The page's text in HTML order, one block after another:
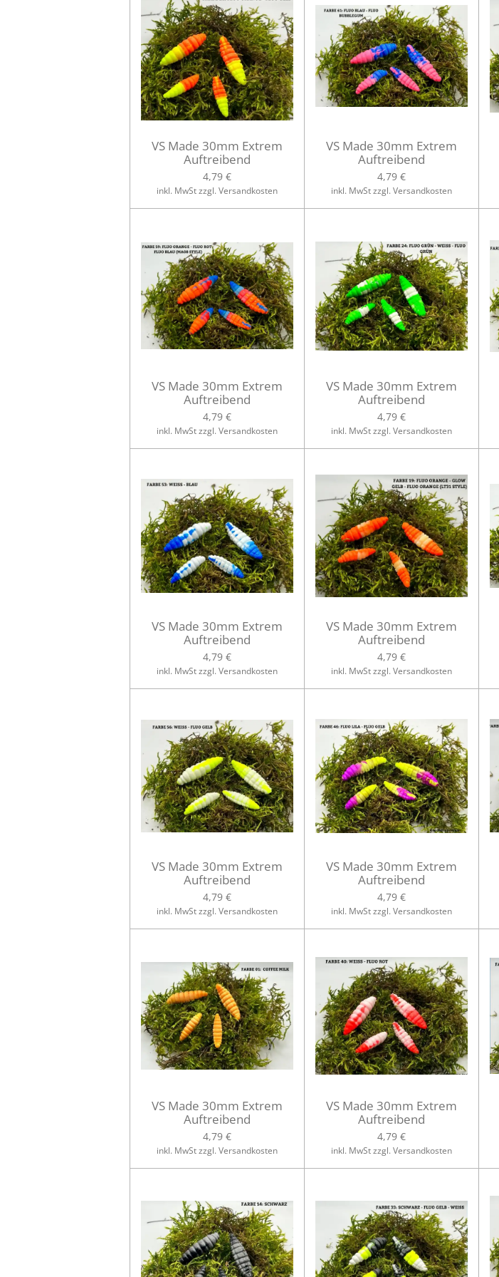
VS Made 30mm Extrem
Auftreibend
4,79 €
inkl. MwSt zzgl. Versandkosten
VS Made 30mm Extrem
Auftreibend
4,79 €
inkl. MwSt zzgl. Versandkosten
VS Made 30mm Extrem
Auftreibend
4,79 €
inkl. MwSt zzgl. Versandkosten
VS Made 30mm Extrem
Auftreibend
4,79 €
inkl. MwSt zzgl. Versandkosten
VS Made 30mm Extrem
Auftreibend
4,79 €
inkl. MwSt zzgl. Versandkosten
VS Made 30mm Extrem
Auftreibend
4,79 €
inkl. MwSt zzgl. Versandkosten
VS Made 30mm Extrem
Auftreibend
4,79 €
inkl. MwSt zzgl. Versandkosten
VS Made 30mm Extrem
Auftreibend
4,79 €
inkl. MwSt zzgl. Versandkosten
VS Made 30mm Extrem
Auftreibend
4,79 €
inkl. MwSt zzgl. Versandkosten
VS Made 30mm Extrem
Auftreibend
4,79 €
inkl. MwSt zzgl. Versandkosten